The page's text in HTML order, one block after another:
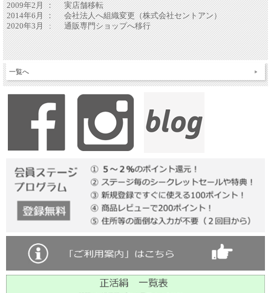
2009年2月 ： 実店舗移転
2014年6月 ： 会社法人へ組織変更（株式会社セントアン）
2020年3月 : 通販専門ショップへ移行
一覧へ